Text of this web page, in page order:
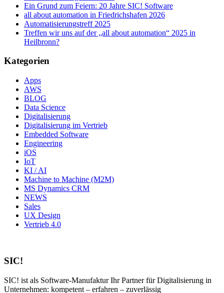
Ein Grund zum Feiern: 20 Jahre SIC! Software
all about automation in Friedrichshafen 2026
Automatisierungstreff 2025
Treffen wir uns auf der „all about automation“ 2025 in
Heilbronn?
Kategorien
Apps
AWS
BLOG
Data Science
Digitalisierung
Digitalisierung im Vertrieb
Embedded Software
Engineering
iOS
IoT
KI / AI
Machine to Machine (M2M)
MS Dynamics CRM
NEWS
Sales
UX Design
Vertrieb 4.0
SIC!
SIC! ist als Software-Manufaktur Ihr Partner für Digitalisierung in
Unternehmen: kompetent – erfahren – zuverlässig